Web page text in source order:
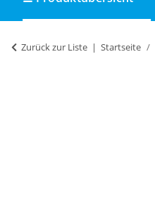
Zurück zur Liste Startseite